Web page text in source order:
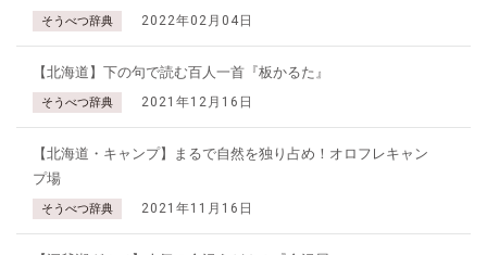
そうべつ辞典 2022年02月04日
【北海道】下の句で読む百人一首『板かるた』
そうべつ辞典 2021年12月16日
【北海道・キャンプ】まるで自然を独り占め！オロフレキャン
プ場
そうべつ辞典 2021年11月16日